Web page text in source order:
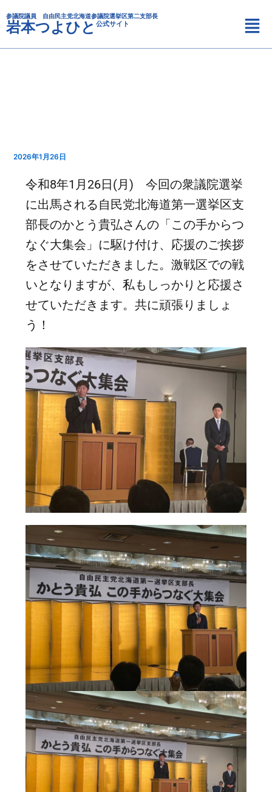
容
を
ス
参議院議員 自由民主党北海道参議院選挙区第二支部長
岩本つよひと 公式サイト
メ
ニ
ュ
2026年1月26日
令和8年1月26日(月) 今回の衆議院選挙
に出馬される自民党北海道第一選挙区支
部長のかとう貴弘さんの「この手からつ
なぐ大集会」に駆け付け、応援のご挨拶
をさせていただきました。激戦区での戦
いとなりますが、私もしっかりと応援さ
せていただきます。共に頑張りましょ
う！
テ
ゴ